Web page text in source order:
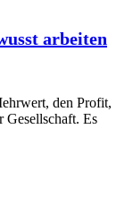
arbeiten
den Profit,
Gesellschaft. Es